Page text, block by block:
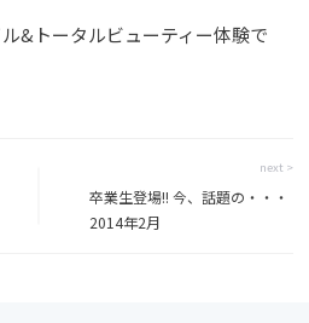
&トータルビューティー体験で
next >
卒業生登場!! 今、話題の・・・
2014年2月